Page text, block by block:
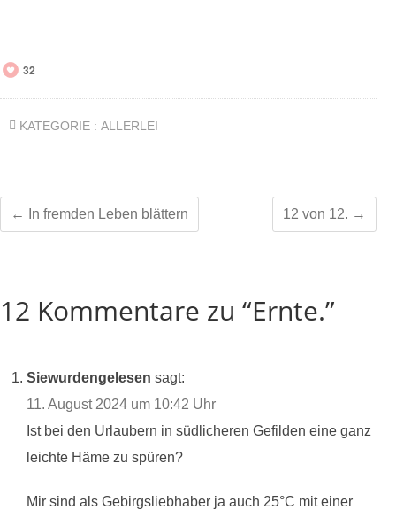
32
KATEGORIE : ALLERLEI
← In fremden Leben blättern 12 von 12. →
12 Kommentare zu “Ernte.”
Siewurdengelesen sagt:
11. August 2024 um 10:42 Uhr
Ist bei den Urlaubern in südlicheren Gefilden eine ganz
leichte Häme zu spüren?
Mir sind als Gebirgsliebhaber ja auch 25°C mit einer